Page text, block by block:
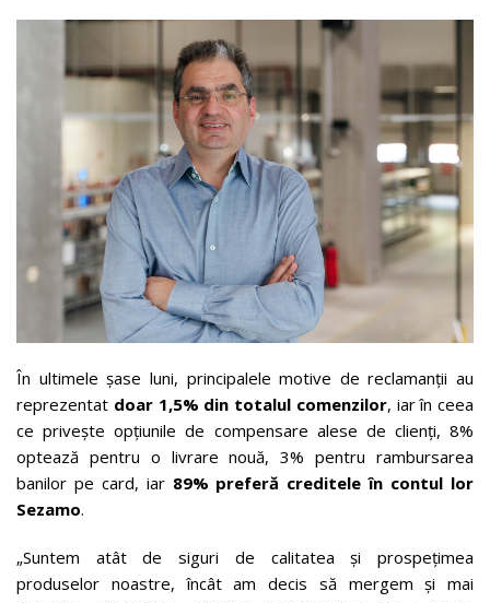
În ultimele șase luni, principalele motive de reclamanții au
reprezentat doar 1,5% din totalul comenzilor, iar în ceea
ce privește opțiunile de compensare alese de clienți, 8%
optează pentru o livrare nouă, 3% pentru rambursarea
banilor pe card, iar 89% preferă creditele în contul lor
Sezamo.
„Suntem atât de siguri de calitatea și prospețimea
produselor noastre, încât am decis să mergem și mai